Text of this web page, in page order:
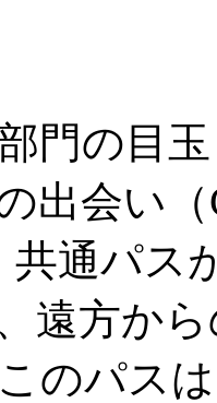
門の目
出会い（
共通パ
遠方か
のパス